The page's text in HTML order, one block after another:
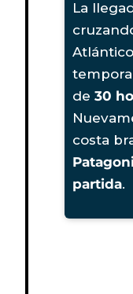
La
de 30
costa
partida.